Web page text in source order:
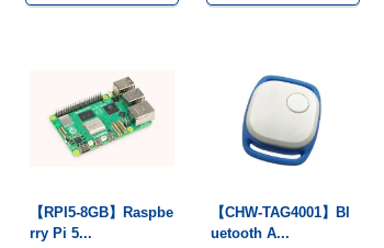
【RPI5-8GB】Raspbe
rry Pi 5...
【CHW-TAG4001】Bl
uetooth A...